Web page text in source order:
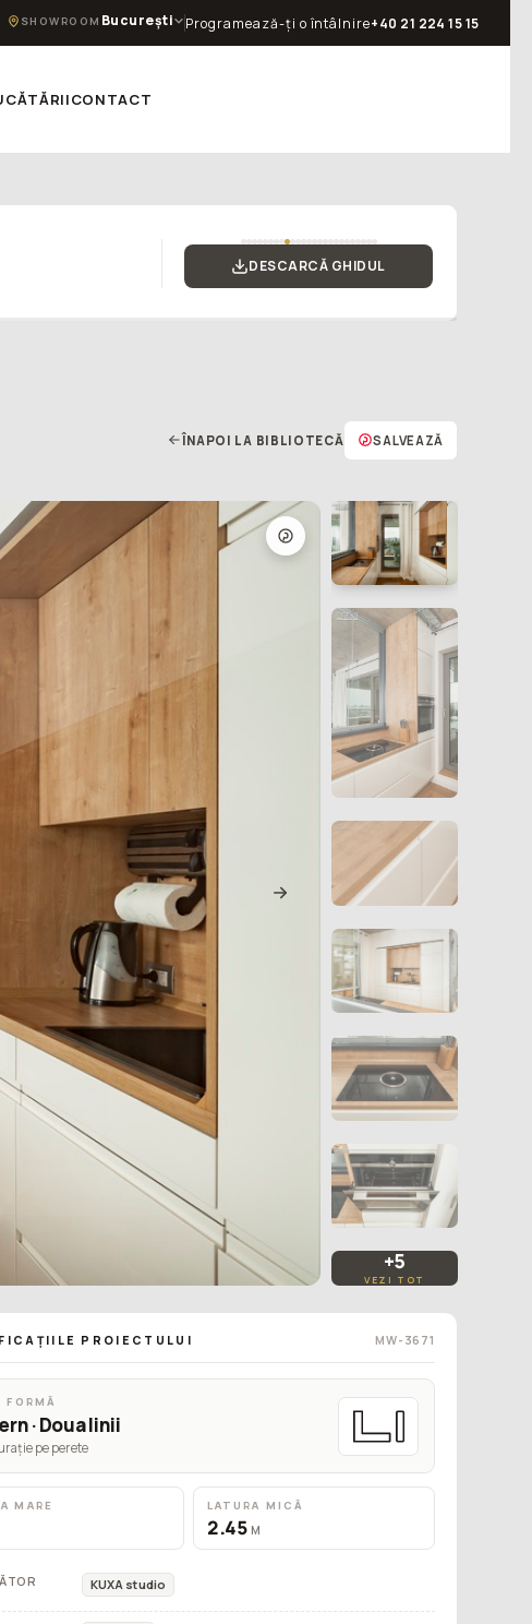
SHOWROOM București Programează-ți o întâlnire+40 21 224 15 15
CONTACT
DESCARCĂ GHIDUL
ÎNAPOI LA BIBLIOTECĂ SALVEAZĂ
+5
VEZI TOT
PROIECTULUI MW-3671
FORMĂ
· Doua linii
pe perete
MARE LATURA MICĂ
2.45 M
KUXA studio